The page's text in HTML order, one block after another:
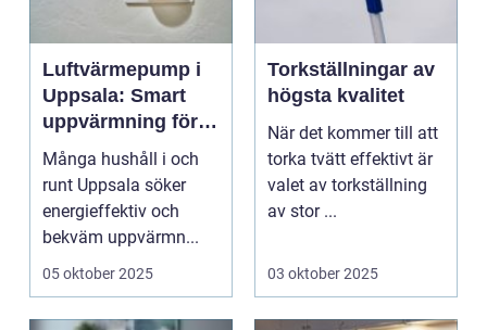
Luftvärmepump i
Uppsala: Smart
uppvärmning för
jämnt klimat
Många hushåll i och
runt Uppsala söker
energieffektiv och
bekväm uppvärmn...
05 oktober 2025
Torkställningar av
högsta kvalitet
När det kommer till att
torka tvätt effektivt är
valet av torkställning
av stor ...
03 oktober 2025